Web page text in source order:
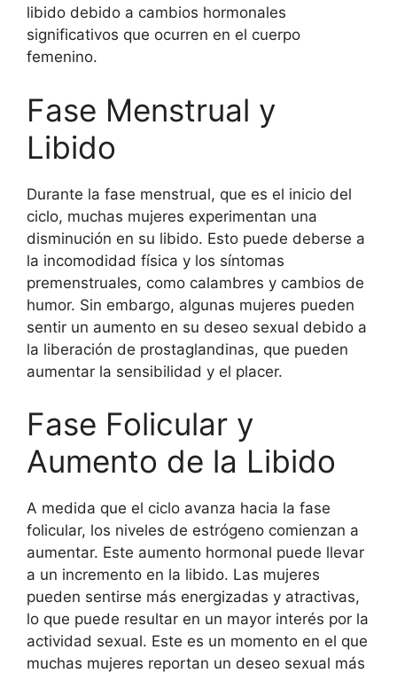
libido debido a cambios hormonales
significativos que ocurren en el cuerpo
femenino.
Fase Menstrual y
Libido
Durante la fase menstrual, que es el inicio del
ciclo, muchas mujeres experimentan una
disminución en su libido. Esto puede deberse a
la incomodidad física y los síntomas
premenstruales, como calambres y cambios de
humor. Sin embargo, algunas mujeres pueden
sentir un aumento en su deseo sexual debido a
la liberación de prostaglandinas, que pueden
aumentar la sensibilidad y el placer.
Fase Folicular y
Aumento de la Libido
A medida que el ciclo avanza hacia la fase
folicular, los niveles de estrógeno comienzan a
aumentar. Este aumento hormonal puede llevar
a un incremento en la libido. Las mujeres
pueden sentirse más energizadas y atractivas,
lo que puede resultar en un mayor interés por la
actividad sexual. Este es un momento en el que
muchas mujeres reportan un deseo sexual más